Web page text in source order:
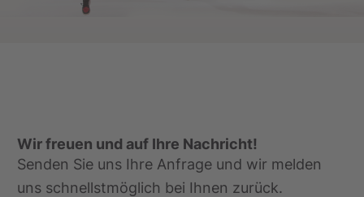
Wir freuen und auf Ihre Nachricht!
Senden Sie uns Ihre Anfrage und wir melden
uns schnellstmöglich bei Ihnen zurück.